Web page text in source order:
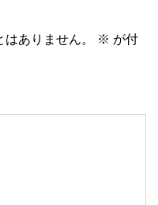
ありません。 ※ が付